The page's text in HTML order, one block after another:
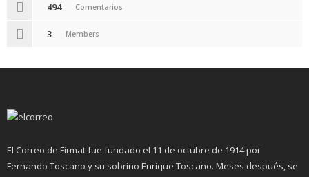
494 Comentarios
3 Members
El Correo de Firmat fue fundado el 11 de octubre de 1914 por
Fernando Toscano y su sobrino Enrique Toscano. Meses después, se